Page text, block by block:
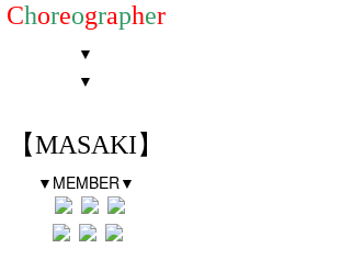
Choreographer
▼
▼
【MASAKI】
▼MEMBER▼